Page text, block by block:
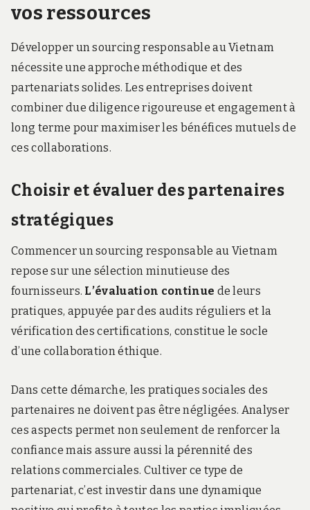
vos ressources
Développer un sourcing responsable au Vietnam
nécessite une approche méthodique et des
partenariats solides. Les entreprises doivent
combiner due diligence rigoureuse et engagement à
long terme pour maximiser les bénéfices mutuels de
ces collaborations.
Choisir et évaluer des partenaires
stratégiques
Commencer un sourcing responsable au Vietnam
repose sur une sélection minutieuse des
fournisseurs. L’évaluation continue de leurs
pratiques, appuyée par des audits réguliers et la
vérification des certifications, constitue le socle
d’une collaboration éthique.
Dans cette démarche, les pratiques sociales des
partenaires ne doivent pas être négligées. Analyser
ces aspects permet non seulement de renforcer la
confiance mais assure aussi la pérennité des
relations commerciales. Cultiver ce type de
partenariat, c’est investir dans une dynamique